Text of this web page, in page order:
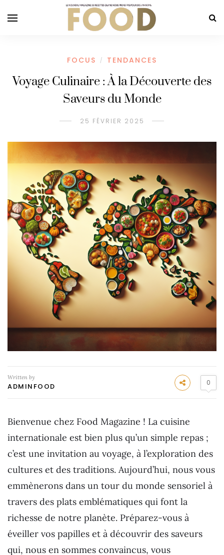
FOCUS / TENDANCES
Voyage Culinaire : À la Découverte des
Saveurs du Monde
25 FÉVRIER 2025
Written by
ADMINFOOD 0
Bienvenue chez Food Magazine ! La cuisine
internationale est bien plus qu’un simple repas ;
c’est une invitation au voyage, à l’exploration des
cultures et des traditions. Aujourd’hui, nous vous
emmènerons dans un tour du monde sensoriel à
travers des plats emblématiques qui font la
richesse de notre planète. Préparez-vous à
éveiller vos papilles et à découvrir des saveurs
qui, nous en sommes convaincus, vous